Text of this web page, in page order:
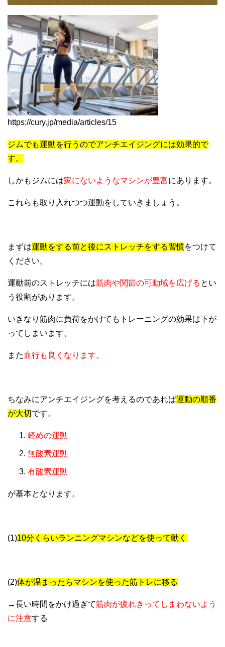
https://cury.jp/media/articles/15
ジムでも運動を行うのでアンチエイジングには効果的で
す。
しかもジムには家にないようなマシンが豊富にあります。
これらも取り入れつつ運動をしていきましょう。
まずは運動をする前と後にストレッチをする習慣をつけて
ください。
運動前のストレッチには筋肉や関節の可動域を広げる とい
う役割があります。
いきなり筋肉に負荷をかけてもトレーニングの効果は下が
ってしまいます。
また 血行も良くなります。
ちなみにアンチエイジングを考えるのであれば運動の順番
が大切です。
軽めの運動
無酸素運動
有酸素運動
が基本となります。
(1)10分くらいランニングマシンなどを使って動く
(2)体が温まったらマシンを使った筋トレに移る
→長い時間をかけ過ぎて筋肉が疲れきってしまわないよう
に注意する